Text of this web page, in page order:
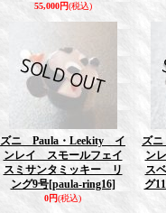
55,000円(税込)
ズニ Paula・Leekity イ
ンレイ スモールフェイ
スミサンタミッキー リ
ング9号[paula-ring16]
0円(税込)
ズ
ン
ス
グ